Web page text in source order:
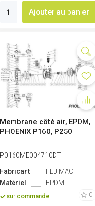
Ajouter au panier
Membrane côté air, EPDM,
PHOENIX P160, P250
P0160ME004710DT
Fabricant
FLUIMAC
Matériel
EPDM
sur commande 0